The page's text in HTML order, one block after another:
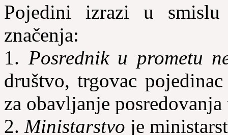
Pojedini izrazi u smislu
značenja:
1. Posrednik u prometu
društvo, trgovac
za obavljanje
2. Ministarstvo je